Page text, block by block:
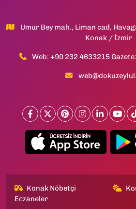
Umur Bey mah., Liman cad,
Konak / İzmir
Web: +90 232 4633215
Konak Nöbetçi
Eczaneler